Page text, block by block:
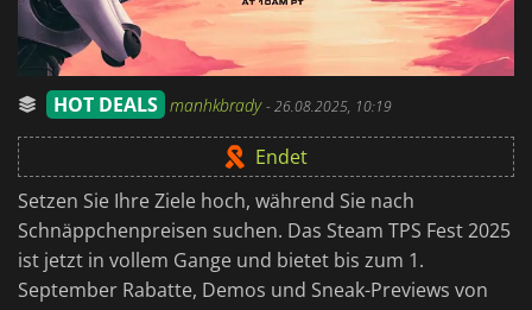
HOT DEALS manhkbrady-26.08.2025, 10:19
Endet
Setzen Sie Ihre Ziele hoch, während Sie nach
Schnäppchenpreisen suchen. Das Steam TPS Fest 2025
ist jetzt in vollem Gange und bietet bis zum 1.
September Rabatte, Demos und Sneak-Previews von